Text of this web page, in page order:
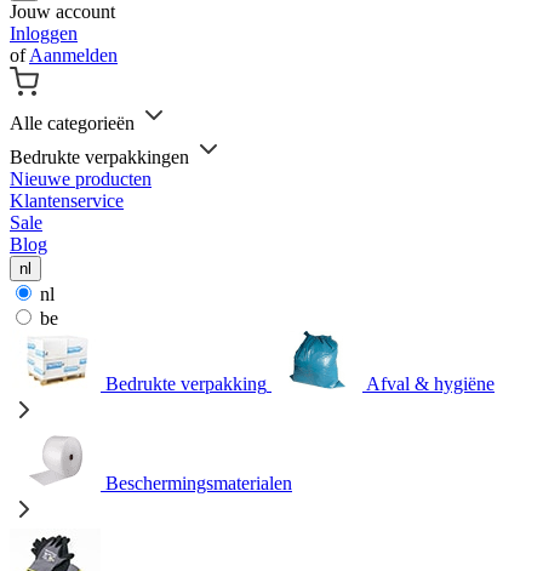
Jouw account
Inloggen
ofAanmelden
Alle categorieën
Bedrukte verpakkingen
Nieuwe producten
Klantenservice
Sale
Blog
nl
nl
be
Bedrukte verpakking Afval & hygiëne
Beschermingsmaterialen